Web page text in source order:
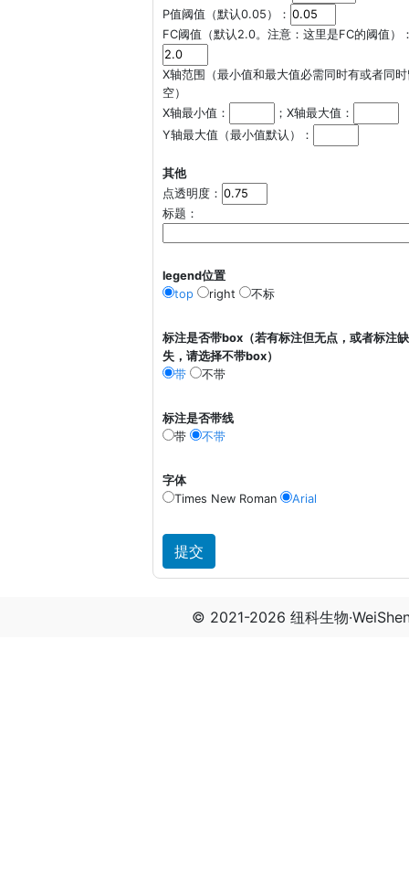
P值阈值（默认0.05）：
FC阈值（默认2.0。注意：这里是FC的阈值）
X轴范围（最小值和最大值必需同时有或者同
空）
X轴最小值：
；X轴最大值：
Y轴最大值（最小值默认）：
其他
点透明度：
标题：
legend位置
top
right 不标
标注是否带box（若有标注但无点，或者标注缺
失，请选择不带box）
带
不带
标注是否带线
带
不带
字体
Times New Roman
Arial
© 2021-2026 纽科生物